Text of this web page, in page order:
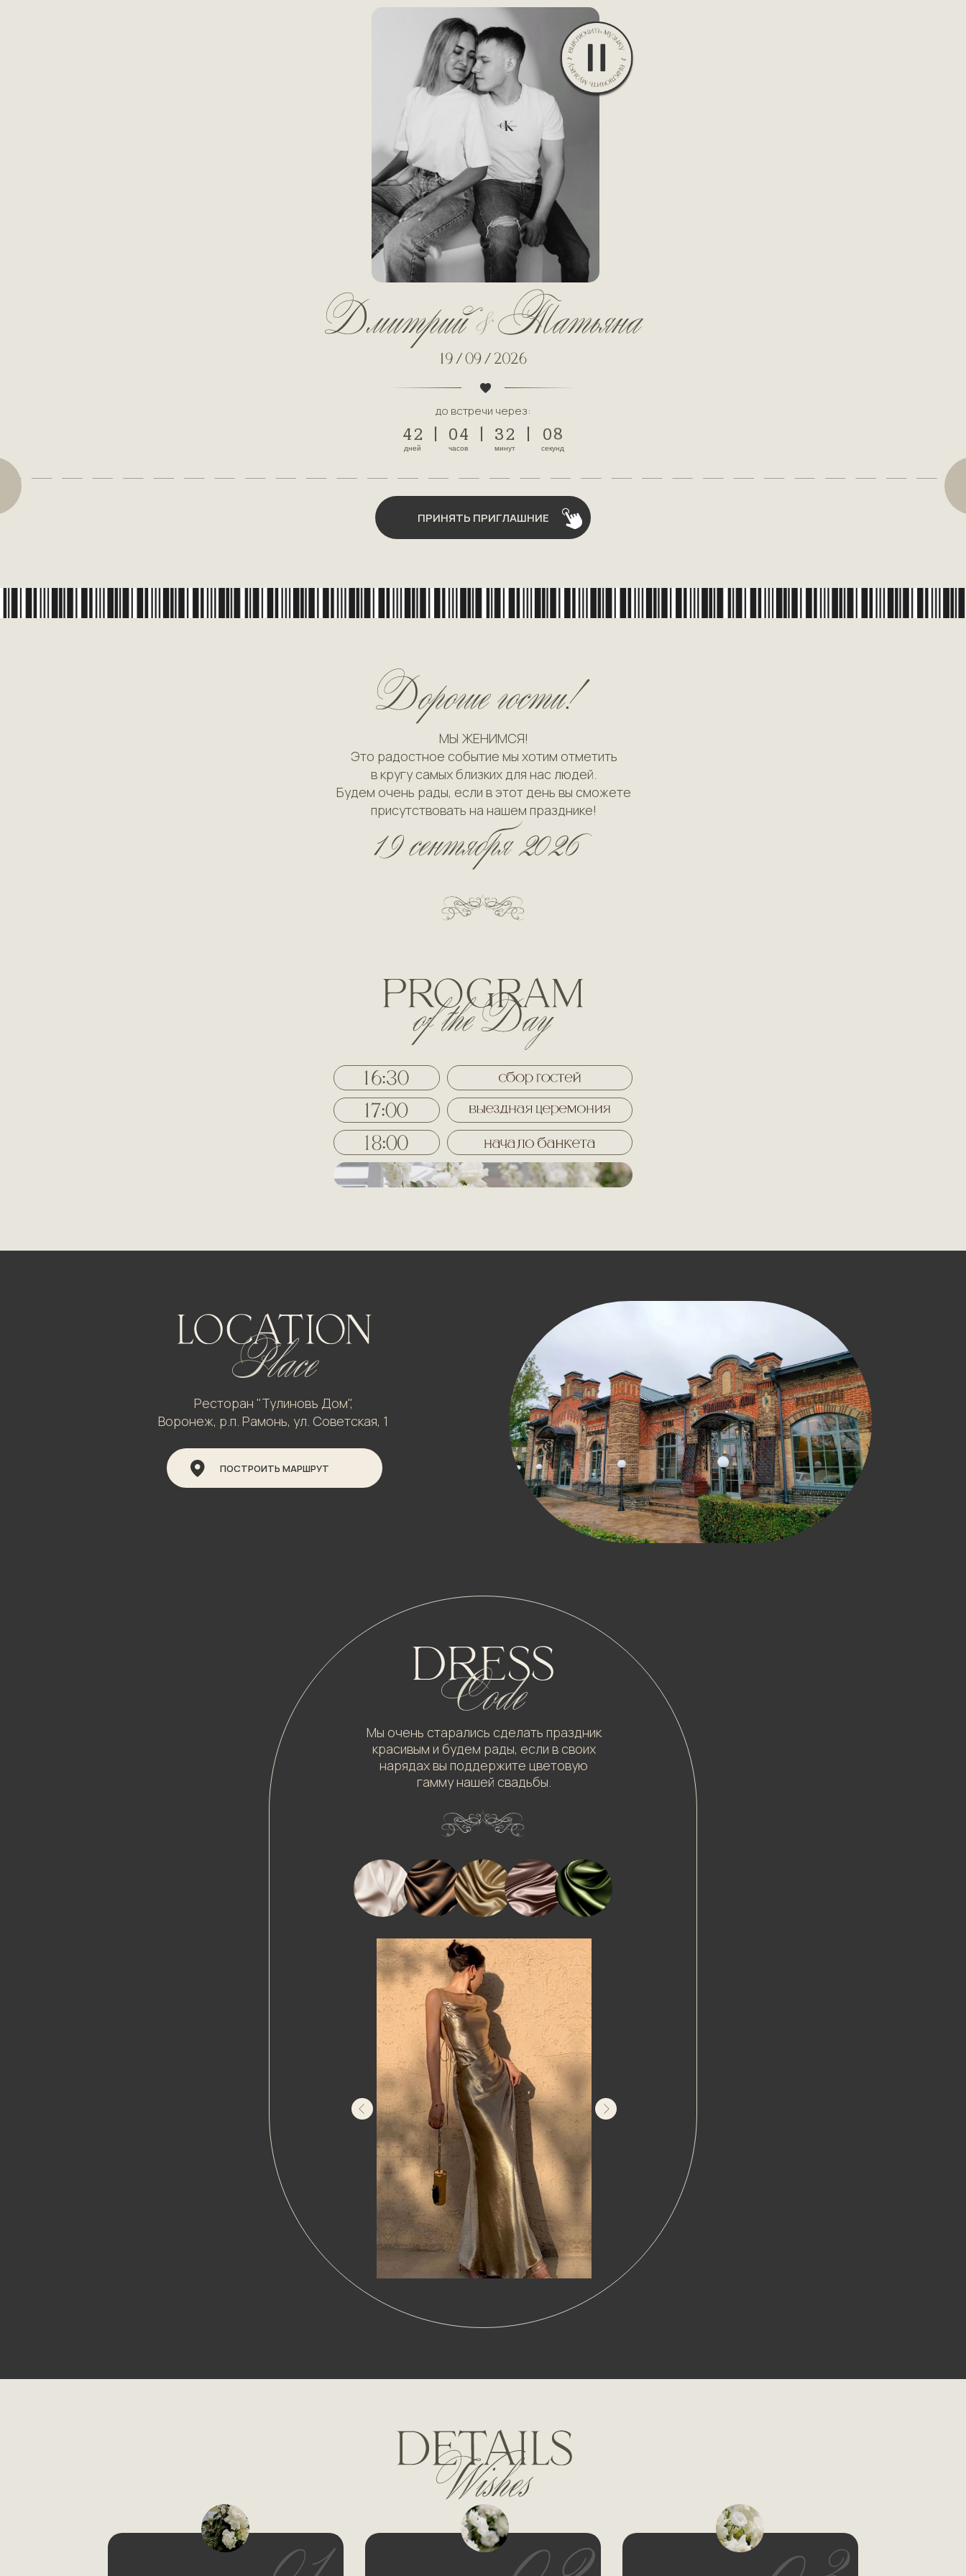
до встречи через:
42
дней
| 04
часов
| 32
минут
|
0
8
7
секунд
ПРИНЯТЬ ПРИГЛАШНИЕ
МЫ ЖЕНИМСЯ!
Это радостное событие мы хотим отметить
в кругу самых близких для нас людей.
Будем очень рады, если в этот день вы сможете
присутствовать на нашем празднике!
Ресторан "Тулиновъ Дом",
Воронеж, р.п. Рамонь, ул. Советская, 1
ПОСТРОИТЬ МАРШРУТ
Мы очень старались сделать праздник
красивым и будем рады, если в своих
нарядах вы поддержите цветовую
гамму нашей свадьбы.